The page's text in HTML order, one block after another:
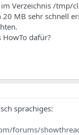
Verzeichnis /tmp/
MB sehr schnell
HowTo dafür?
sprachiges:
forums/